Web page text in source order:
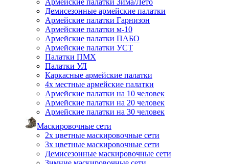
Армейские палатки Зима/Лето
Демисезонные армейские палатки
Армейские палатки Гарнизон
Армейские палатки м-10
Армейские палатки ПАБО
Армейские палатки УСТ
Палатки ПМХ
Палатки УЛ
Каркасные армейские палатки
4х местные армейские палатки
Армейские палатки на 10 человек
Армейские палатки на 20 человек
Армейские палатки на 30 человек
Маскировочные сети
2х цветные маскировочные сети
3х цветные маскировочные сети
Демисезонные маскировочные сети